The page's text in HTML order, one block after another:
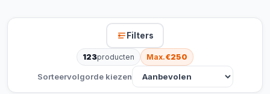
Filters
123producten Max.€250
Sorteervolgorde kiezen